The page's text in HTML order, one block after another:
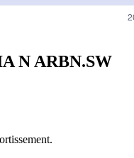
N ARBN.SW